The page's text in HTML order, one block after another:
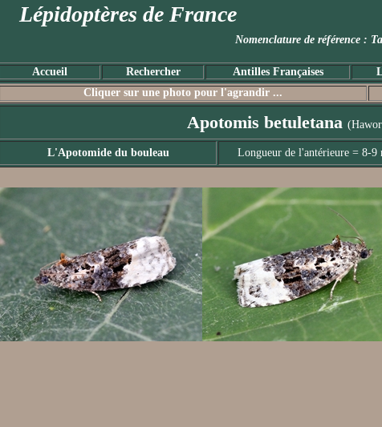
Lépidoptères de France
Nomenclature de
Accueil Rechercher Antilles Françaises
Cliquer sur une photo pour l'agrandir ...
Apotomis betuletana
L'Apotomide du bouleau Longueur de l'antérieure = 8-9